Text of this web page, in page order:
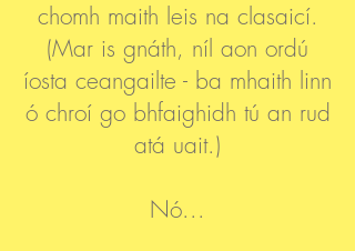
chomh maith leis na clasaicí.
(Mar is gnáth, níl aon ordú
íosta ceangailte - ba mhaith linn
ó chroí go bhfaighidh tú an rud
atá uait.)
Nó...